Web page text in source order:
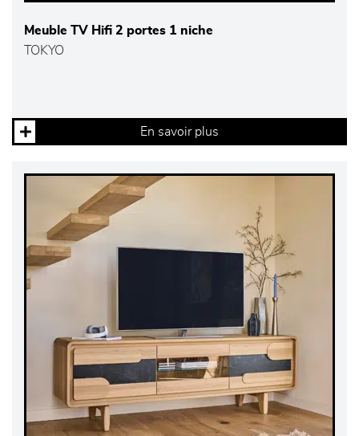
Meuble TV Hifi 2 portes 1 niche
TOKYO
En savoir plus